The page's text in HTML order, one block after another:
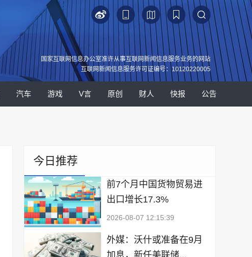
国家互联网信息办公室准许从事互联网新闻信息服务业务的网站
互联网新闻信息服务许可证编号：10120220005
汽车 游戏 V言 原创 财人 快报 公告
今日推荐
前7个月中国货物贸易进
出口增长17.3%
2026-08-07 12:15:39
外媒：沃什或准备在9月
加息，新任美联储...